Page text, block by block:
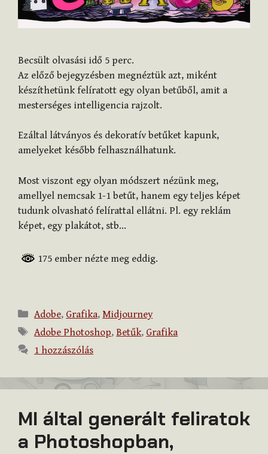
Becsült olvasási idő 5 perc.
Az előző bejegyzésben megnéztük azt, miként
készíthetünk felíratott egy olyan betűből, amit a
mesterséges intelligencia rajzolt.
Ezáltal látványos és dekoratív betűket kapunk,
amelyeket később felhasználhatunk.
Most viszont egy olyan módszert nézünk meg,
amellyel nemcsak 1-1 betűt, hanem egy teljes képet
tudunk olvasható felírattal ellátni. Pl. egy reklám
képet, egy plakátot, stb…
175 ember nézte meg eddig.
Kategória
Adobe, Grafika,Midjourney
Címkék
Adobe Photoshop,Betűk, Grafika
1 hozzászólás
MI által generált feliratok
a Photoshopban,